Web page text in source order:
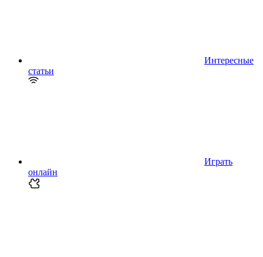
Интересные
статьи
Играть
онлайн